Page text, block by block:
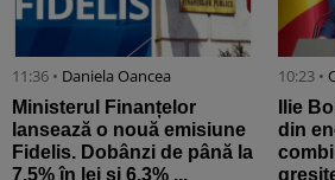
11:36 • Daniela Oancea
Ministerul Finanțelor
lansează o nouă emisiune
Fidelis. Dobânzi de până la
7,5% în lei și 6,3% ...
10:23 •
Ilie
din